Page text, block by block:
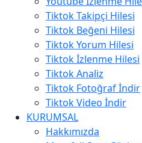
Tiktok Takipçi Hilesi
Tiktok Beğeni Hilesi
Tiktok Yorum Hilesi
Tiktok İzlenme Hilesi
Tiktok Analiz
Tiktok Fotoğraf İndir
Tiktok Video İndir
KURUMSAL
Hakkımızda